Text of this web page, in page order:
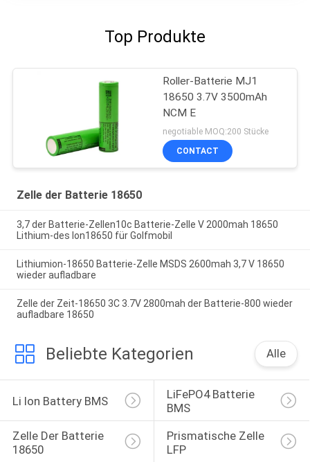
Top Produkte
Roller-Batterie MJ1
18650 3.7V 3500mAh
NCM E
negotiable MOQ:200 Stücke
CONTACT
Zelle der Batterie 18650
3,7 der Batterie-Zellen10c Batterie-Zelle V 2000mah 18650
Lithium-des Ion18650 für Golfmobil
Lithiumion-18650 Batterie-Zelle MSDS 2600mah 3,7 V 18650
wieder aufladbare
Zelle der Zeit-18650 3C 3.7V 2800mah der Batterie-800 wieder
aufladbare 18650
Beliebte Kategorien Alle
Li Ion Battery BMS
LiFePO4 Batterie
BMS
Zelle Der Batterie
18650
Prismatische Zelle
LFP